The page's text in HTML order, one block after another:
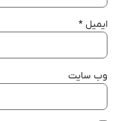
ایمیل *
وب‌ سایت